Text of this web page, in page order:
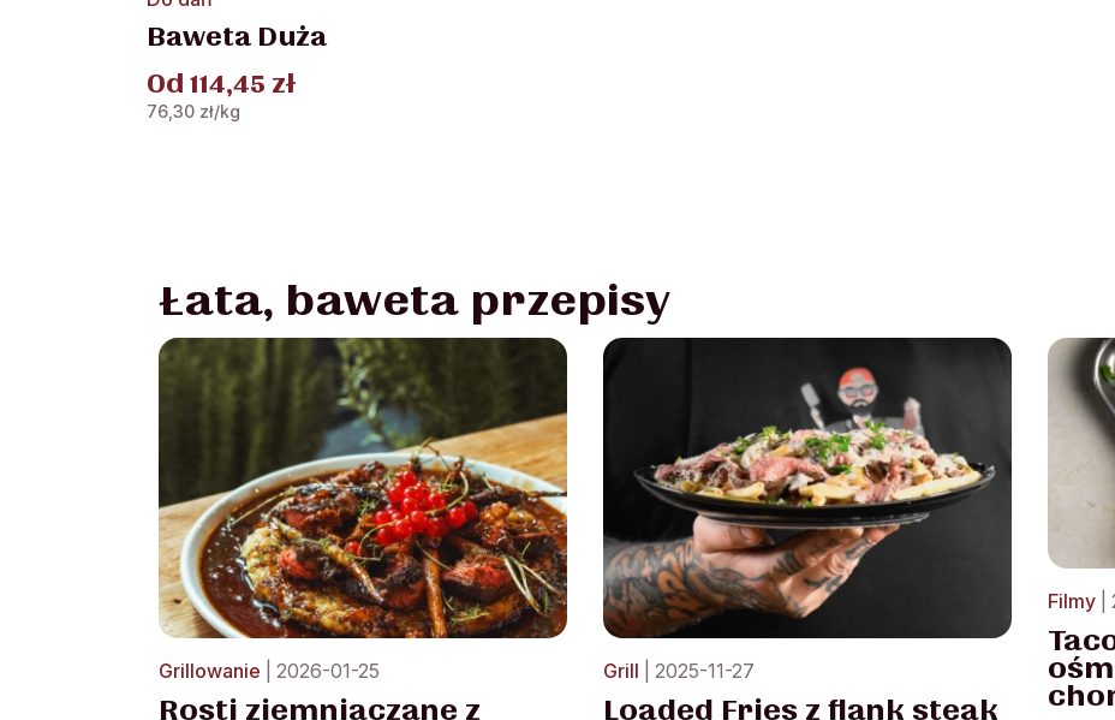
produkt
ma
wariantów.
Opcje
Baweta Duża
Od 114,45 zł
76,30 zł/kg
Łata, baweta przepisy
Grillowanie | 2026-01-25
Rosti ziemniaczane z
Grill | 2025-11-27
Loaded Fries z flank steak
Filmy